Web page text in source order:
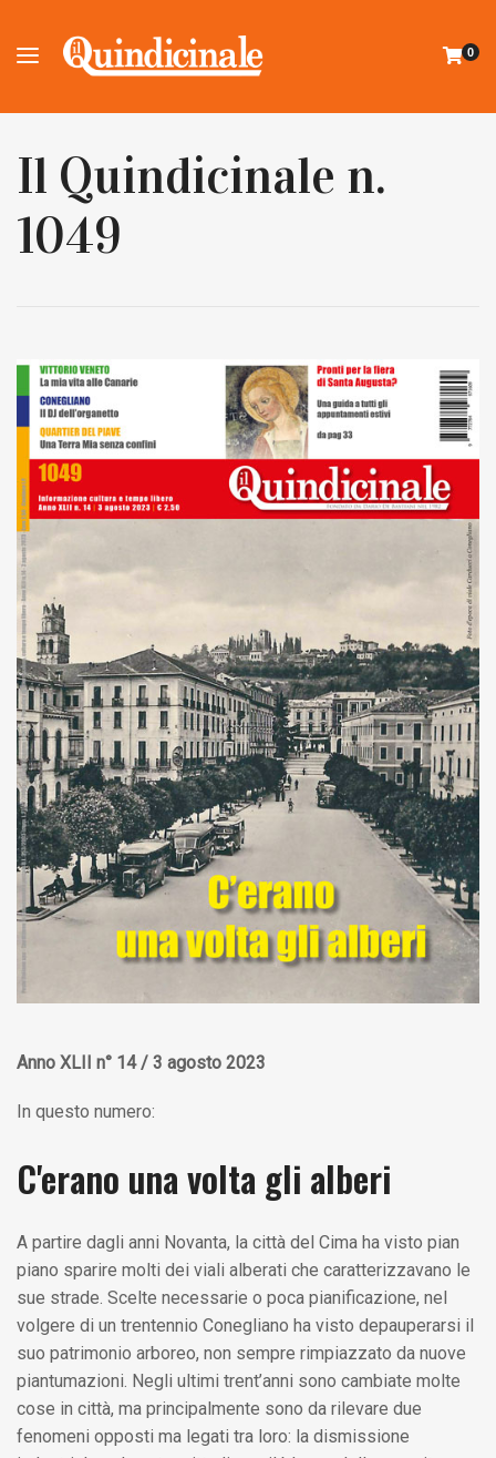
0
Il Quindicinale n.
1049
Anno XLII n° 14 / 3 agosto 2023
In questo numero:
C'erano una volta gli alberi
A partire dagli anni Novanta, la città del Cima ha visto pian
piano sparire molti dei viali alberati che caratterizzavano le
sue strade. Scelte necessarie o poca pianificazione, nel
volgere di un trentennio Conegliano ha visto depauperarsi il
suo patrimonio arboreo, non sempre rimpiazzato da nuove
piantumazioni. Negli ultimi trent’anni sono cambiate molte
cose in città, ma principalmente sono da rilevare due
fenomeni opposti ma legati tra loro: la dismissione